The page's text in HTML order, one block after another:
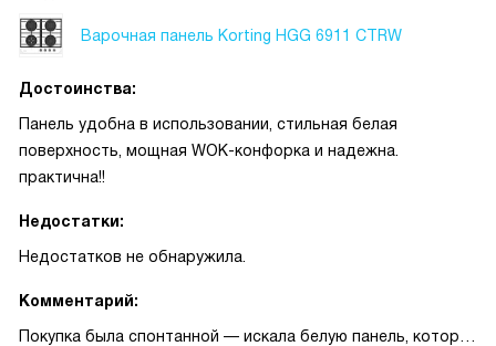
Варочная панель Korting HGG 6911 CTRW
Достоинства:
Панель удобна в использовании, стильная белая
поверхность, мощная WOK-конфорка и надежна.
практична!!
Недостатки:
Недостатков не обнаружила.
Комментарий:
Покупка была спонтанной — искала белую панель, которая